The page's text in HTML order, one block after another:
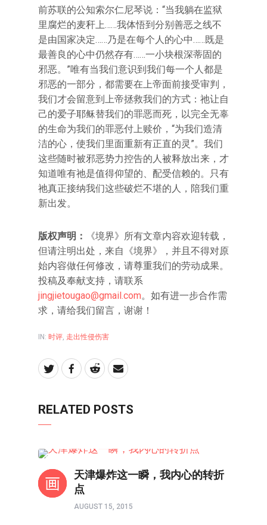
前苏联的公知索尔仁尼琴说：“当我躺在监狱
里腐烂的麦秆上……我体悟到分别善恶之线不
是由国家决定……乃是在每个人的心中……既是
最善良的心中仍然存有……一小块根深蒂固的
邪恶。”唯有当我们意识到我们每一个人都是
邪恶的一部分，都需要在上帝面前接受审判，
我们才会留意到上帝拯救我们的方式：祂让自
己的爱子耶稣替我们的罪恶而死，以完全无辜
的生命为我们的罪恶付上赎价，“为我们造清
洁的心，使我们里面重新有正直的灵”。我们
这些随时被邪恶势力控告的人被释放出来，才
知道唯有祂是值得仰望的、配受信赖的。只有
祂真正接纳我们这些破烂不堪的人，陪我们重
新出发。
版权声明：
《境界》所有文章内容欢迎转载，
但请注明出处，来自《境界》，并且不得对原
始内容做任何修改，请尊重我们的劳动成果。
投稿及奉献支持，请联系
jingjietougao@gmail.com。如有进一步合作需
求，请给我们留言，谢谢！
IN: 时评, 走出性侵伤害
RELATED POSTS
天津爆炸这一瞬，我内心的转折
点
AUGUST 15, 2015